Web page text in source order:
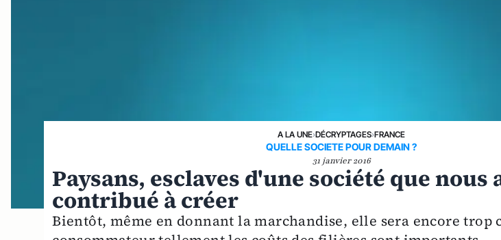
A LA UNE›DÉCRYPTAGES›FRANCE
QUELLE SOCIETE POUR DEMAIN ?
31 janvier 2016
Paysans, esclaves d'une société que nous
contribué à créer
Bientôt, même en donnant la marchandise, elle sera encore trop